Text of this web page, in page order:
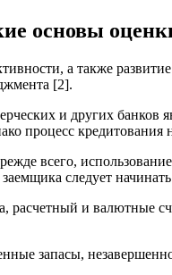
основы
а также
[2].
и других банков
процесс
всего,
следует
расчетный и валютные
запасы,